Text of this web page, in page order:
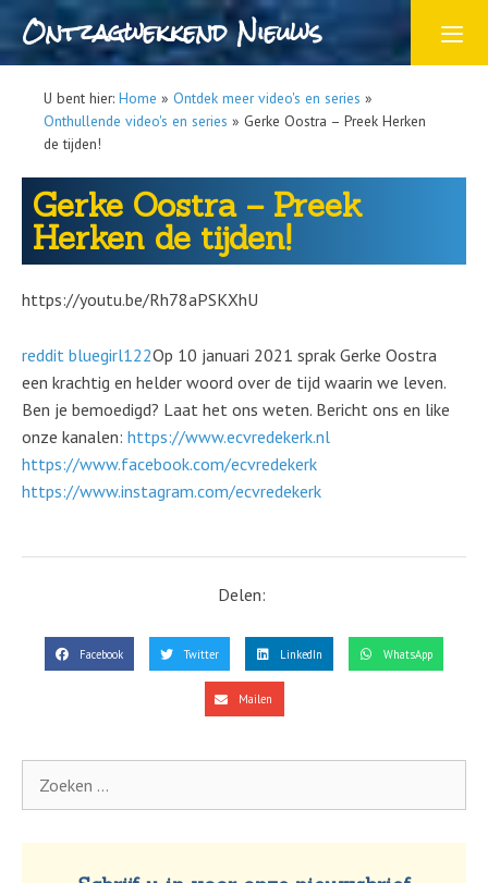
Ontzagwekkend Nieuws
U bent hier: Home » Ontdek meer video's en series »
Onthullende video's en series » Gerke Oostra – Preek Herken
de tijden!
Gerke Oostra – Preek
Herken de tijden!
https://youtu.be/Rh78aPSKXhU
reddit bluegirl122Op 10 januari 2021 sprak Gerke Oostra
een krachtig en helder woord over de tijd waarin we leven.
Ben je bemoedigd? Laat het ons weten. Bericht ons en like
onze kanalen: https://www.ecvredekerk.nl
https://www.facebook.com/ecvredekerk
https://www.instagram.com/ecvredekerk
Delen:
Facebook Twitter LinkedIn WhatsApp
Mailen